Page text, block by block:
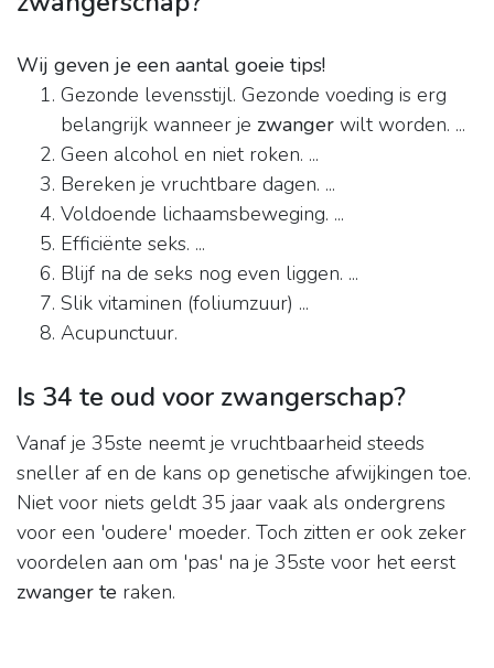
Wij geven je een aantal goeie tips!
Gezonde levensstijl. Gezonde voeding is erg
belangrijk wanneer je zwanger wilt worden. ...
Geen alcohol en niet roken. ...
Bereken je vruchtbare dagen. ...
Voldoende lichaamsbeweging. ...
Efficiënte seks. ...
Blijf na de seks nog even liggen. ...
Slik vitaminen (foliumzuur) ...
Acupunctuur.
Is 34 te oud voor zwangerschap?
Vanaf je 35ste neemt je vruchtbaarheid steeds
sneller af en de kans op genetische afwijkingen toe.
Niet voor niets geldt 35 jaar vaak als ondergrens
voor een 'oudere' moeder. Toch zitten er ook zeker
voordelen aan om 'pas' na je 35ste voor het eerst
zwanger te raken.